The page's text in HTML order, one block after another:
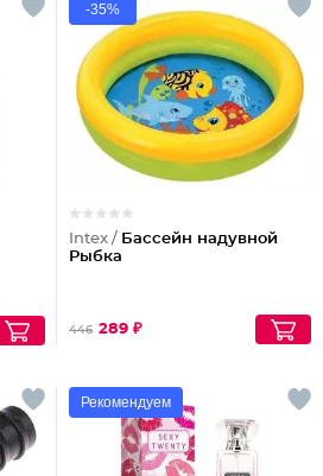
-35%
Intex / Бассейн надувной
Рыбка
446 289 ₽
Рекомендуем